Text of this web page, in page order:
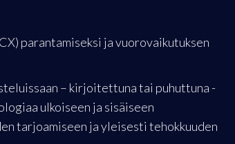
parantamiseksi ja vuorovaikutuksen
– kirjoitettuna tai puhuttuna -
ulkoiseen ja sisäiseen
tarjoamiseen ja yleisesti tehokkuuden